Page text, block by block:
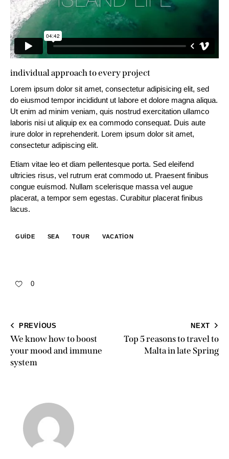
individual approach to every project
Lorem ipsum dolor sit amet, consectetur adipisicing elit, sed
do eiusmod tempor incididunt ut labore et dolore magna aliqua.
Ut enim ad minim veniam, quis nostrud exercitation ullamco
laboris nisi ut aliquip ex ea commodo consequat. Duis aute
irure dolor in reprehenderit. Lorem ipsum dolor sit amet,
consectetur adipiscing elit.
Etiam vitae leo et diam pellentesque porta. Sed eleifend
ultricies risus, vel rutrum erat commodo ut. Praesent finibus
congue euismod. Nullam scelerisque massa vel augue
placerat, a tempor sem egestas. Curabitur placerat finibus
lacus.
GUIDE SEA TOUR VACATION
0
PREVIOUS
We know how to boost
your mood and immune
system
NEXT
Top 5 reasons to travel to
Malta in late Spring